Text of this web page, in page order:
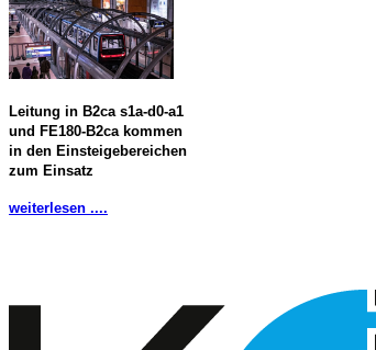
Leitung in B2ca s1a-d0-a1
und FE180-B2ca kommen
in den Einsteigebereichen
zum Einsatz
weiterlesen ....